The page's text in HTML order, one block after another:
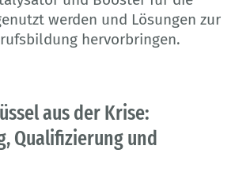
werden und Lösungen zur
hervorbringen.
aus der Krise:
Qualifizierung und